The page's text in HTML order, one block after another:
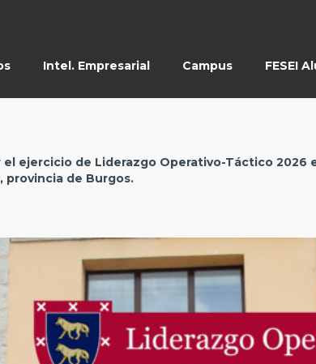
Intel. Empresarial Campus FESEI
ejercicio de Liderazgo Operativo-Táctico 2026
provincia de Burgos.